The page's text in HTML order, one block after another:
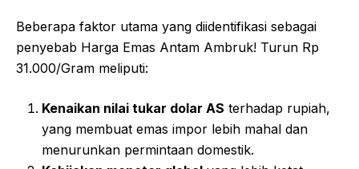
Beberapa faktor utama yang diidentifikasi sebagai
penyebab Harga Emas Antam Ambruk! Turun Rp
31.000/Gram meliputi:
Kenaikan nilai tukar dolar AS terhadap rupiah,
yang membuat emas impor lebih mahal dan
menurunkan permintaan domestik.